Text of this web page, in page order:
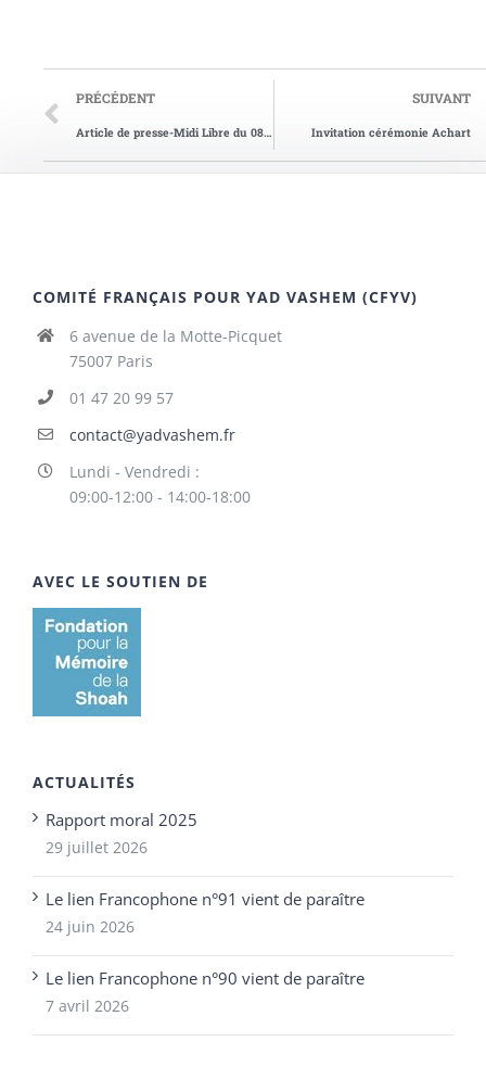
PRÉCÉDENT
Article de presse-Midi Libre du 08/03/1972
SUIVANT
Invitation cérémonie Achart
COMITÉ FRANÇAIS POUR YAD VASHEM (CFYV)
6 avenue de la Motte-Picquet
75007 Paris
01 47 20 99 57
contact@yadvashem.fr
Lundi - Vendredi :
09:00-12:00 - 14:00-18:00
AVEC LE SOUTIEN DE
ACTUALITÉS
Rapport moral 2025
29 juillet 2026
Le lien Francophone n°91 vient de paraître
24 juin 2026
Le lien Francophone n°90 vient de paraître
7 avril 2026